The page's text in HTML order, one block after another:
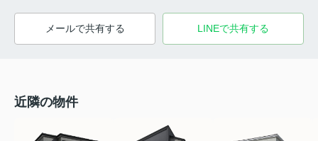
メールで共有する LINEで共有する
近隣の物件